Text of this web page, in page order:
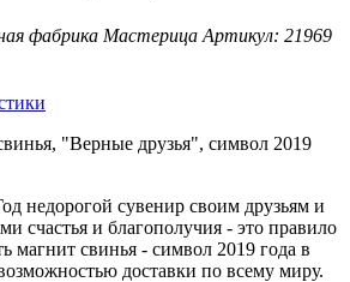
фабрика Мастерица Артикул: 21969
"Верные друзья", символ 2019
недорогой сувенир своим друзьям и
счастья и благополучия - это правило
магнит cвинья - символ 2019 года в
доставки по всему миру.